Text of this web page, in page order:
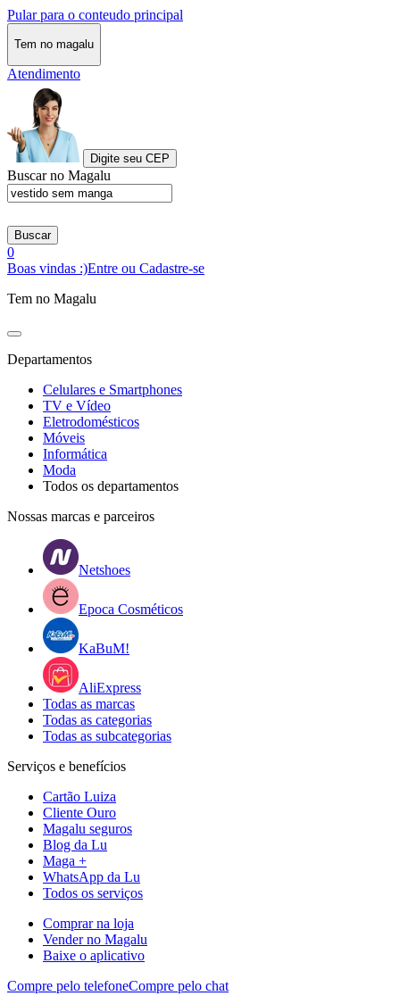
Pular para o conteudo principal
Tem no magalu
Atendimento
Digite seu CEP
Buscar no Magalu
Buscar
0
Boas vindas :)Entre ou Cadastre-se
Tem no Magalu
Departamentos
Celulares e Smartphones
TV e Vídeo
Eletrodomésticos
Móveis
Informática
Moda
Todos os departamentos
Nossas marcas e parceiros
Netshoes
Epoca Cosméticos
KaBuM!
AliExpress
Todas as marcas
Todas as categorias
Todas as subcategorias
Serviços e benefícios
Cartão Luiza
Cliente Ouro
Magalu seguros
Blog da Lu
Maga +
WhatsApp da Lu
Todos os serviços
Comprar na loja
Vender no Magalu
Baixe o aplicativo
Compre pelo telefoneCompre pelo chat